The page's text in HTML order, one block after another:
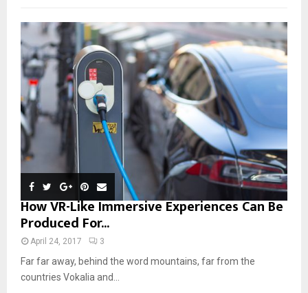
How VR-Like Immersive Experiences Can Be
Produced For...
April 24, 2017 3
Far far away, behind the word mountains, far from the
countries Vokalia and...